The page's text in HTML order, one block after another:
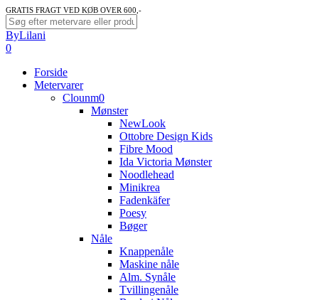
Skip
to
main
content
GRATIS FRAGT VED KØB OVER 600,-
Close
Search
ByLilani
search
account
0
Forside
Metervarer
Clounm0
Mønster
NewLook
Ottobre Design Kids
Fibre Mood
Ida Victoria Mønster
Noodlehead
Minikrea
Fadenkäfer
Poesy
Bøger
Nåle
Knappenåle
Maskine nåle
Alm. Synåle
Tvillingenåle